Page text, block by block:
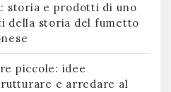
storia e prodotti di uno
della storia del fumetto
piccole: idee
e arredare al